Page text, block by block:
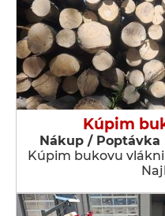
Kúpim
Nákup / Poptávka
Kúpim bukovu